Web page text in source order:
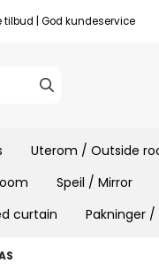
| God kundeservice
Uterom / Outside
Speil / Mirror
curtain
Pakninger /